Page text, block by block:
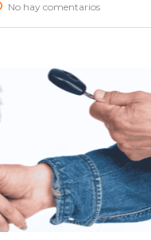
No hay comentarios